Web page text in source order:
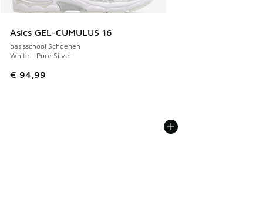
Asics GEL-CUMULUS 16
basisschool Schoenen
White - Pure Silver
€ 94,99